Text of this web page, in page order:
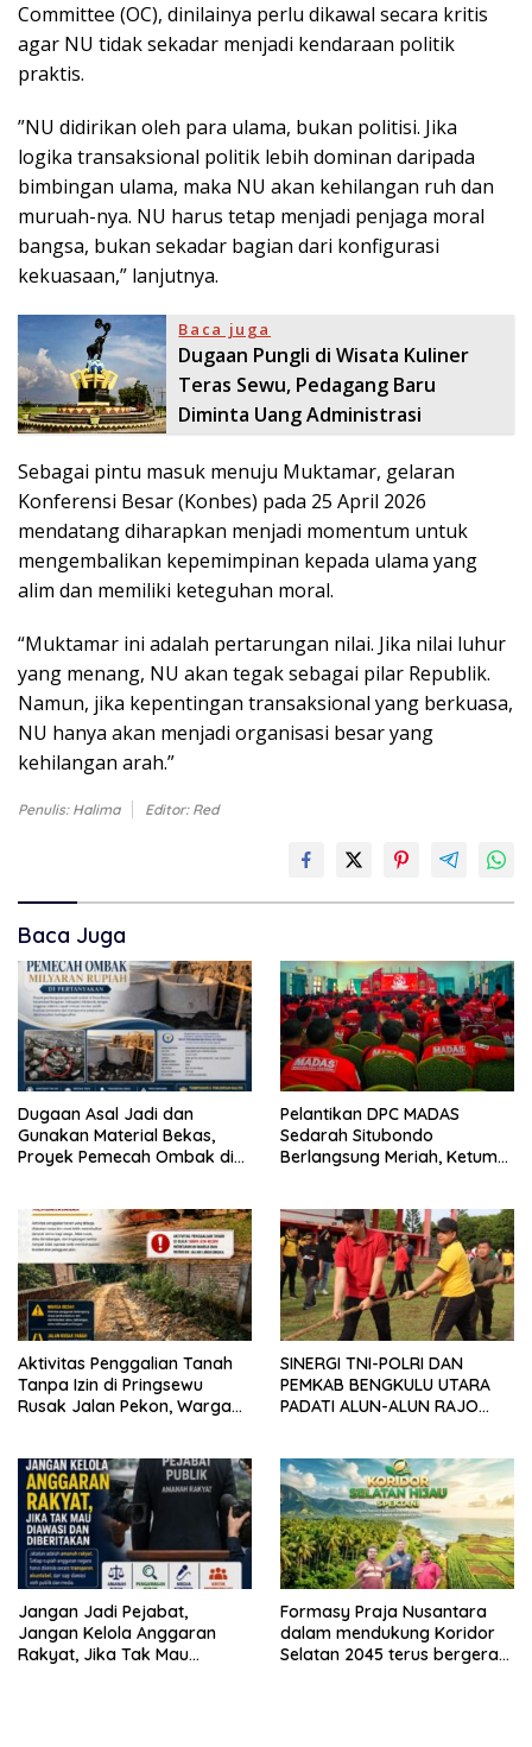
Committee (OC), dinilainya perlu dikawal secara kritis
agar NU tidak sekadar menjadi kendaraan politik
praktis.
​”NU didirikan oleh para ulama, bukan politisi. Jika
logika transaksional politik lebih dominan daripada
bimbingan ulama, maka NU akan kehilangan ruh dan
muruah-nya. NU harus tetap menjadi penjaga moral
bangsa, bukan sekadar bagian dari konfigurasi
kekuasaan,” lanjutnya.
Baca juga
Dugaan Pungli di Wisata Kuliner
Teras Sewu, Pedagang Baru
Diminta Uang Administrasi
​Sebagai pintu masuk menuju Muktamar, gelaran
Konferensi Besar (Konbes) pada 25 April 2026
mendatang diharapkan menjadi momentum untuk
mengembalikan kepemimpinan kepada ulama yang
alim dan memiliki keteguhan moral.
“Muktamar ini adalah pertarungan nilai. Jika nilai luhur
yang menang, NU akan tegak sebagai pilar Republik.
Namun, jika kepentingan transaksional yang berkuasa,
NU hanya akan menjadi organisasi besar yang
kehilangan arah.”
Penulis: Halima Editor: Red
Baca Juga
Dugaan Asal Jadi dan
Gunakan Material Bekas,
Proyek Pemecah Ombak di
Pelantikan DPC MADAS
Sedarah Situbondo
Berlangsung Meriah, Ketum
Masyarakat
Aktivitas Penggalian Tanah
Tanpa Izin di Pringsewu
Rusak Jalan Pekon, Warga
SINERGI TNI-POLRI DAN
PEMKAB BENGKULU UTARA
PADATI ALUN-ALUN RAJO
Jangan Jadi Pejabat,
Jangan Kelola Anggaran
Rakyat, Jika Tak Mau
Formasy Praja Nusantara
dalam mendukung Koridor
Selatan 2045 terus bergerak